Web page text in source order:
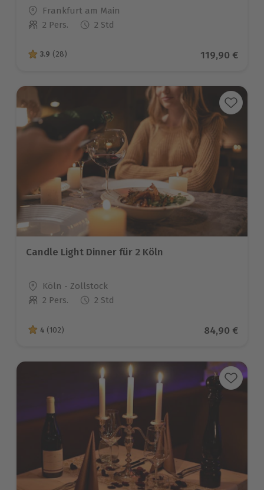
Standort
Frankfurt am Main
Anzahl der Teilnehmer
2 Pers. 2 Std
3.9 von 5 Sternen basierend auf 28 Bewertungen
3.9 (28) Aktueller
119,90 €
Candle Light Dinner für 2 Köln
Standort
Köln - Zollstock
Anzahl der Teilnehmer
2 Pers. 2 Std
4 von 5 Sternen basierend auf 102 Bewertungen
4 (102) Aktueller
84,90 €